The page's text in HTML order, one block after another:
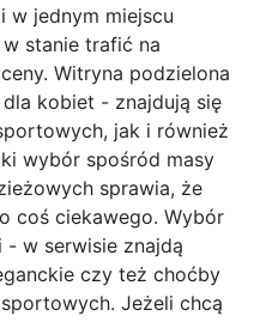
w jednym miejscu
stanie trafić na
Witryna podzielona
kobiet - znajdują się
jak i również
wybór spośród masy
sprawia, że
coś ciekawego. Wybór
- w serwisie znajdą
czy też choćby
Jeżeli chcą